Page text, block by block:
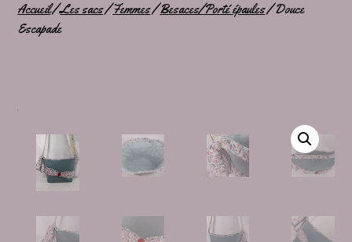
Accueil/Les sacs/Femmes/Besaces/Porté épaules/ Douce
Escapade